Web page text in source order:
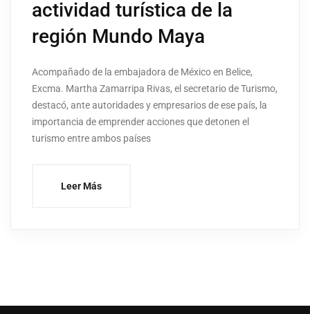
actividad turística de la
región Mundo Maya
Acompañado de la embajadora de México en Belice,
Excma. Martha Zamarripa Rivas, el secretario de Turismo,
destacó, ante autoridades y empresarios de ese país, la
importancia de emprender acciones que detonen el
turismo entre ambos países
Leer Más